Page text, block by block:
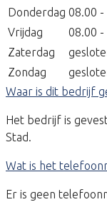
Donderdag 08.00 -
Vrijdag
08.00 -
Zaterdag
Zondag
Waar is dit bedrijf
Het bedrijf is
Stad.
Wat is het
Er is geen